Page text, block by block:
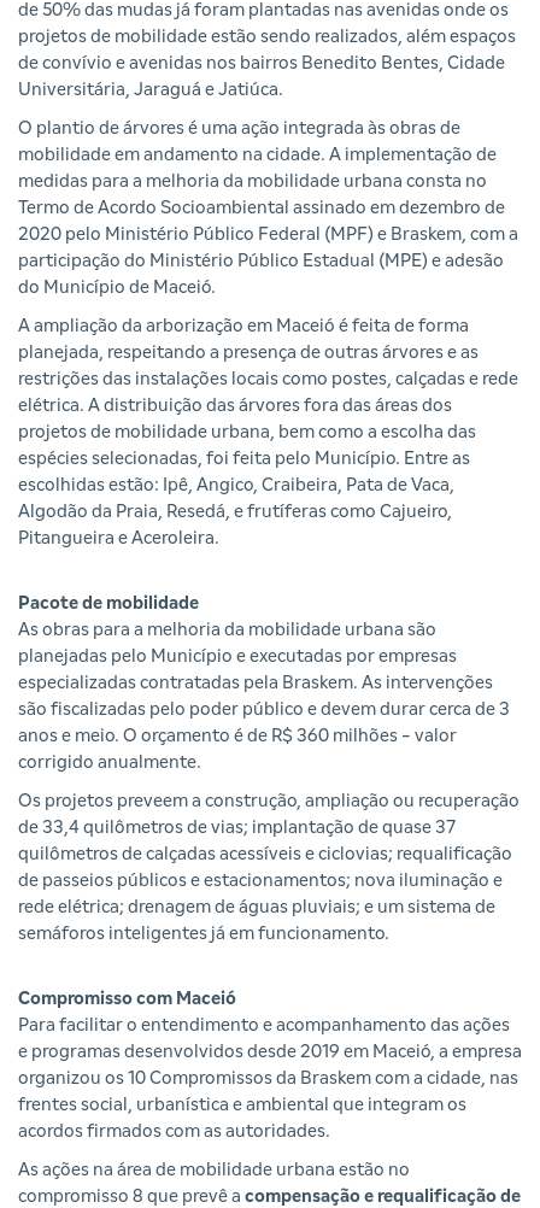
de 50% das mudas já foram plantadas nas avenidas onde os
projetos de mobilidade estão sendo realizados, além espaços
de convívio e avenidas nos bairros Benedito Bentes, Cidade
Universitária, Jaraguá e Jatiúca.
O plantio de árvores é uma ação integrada às obras de
mobilidade em andamento na cidade. A implementação de
medidas para a melhoria da mobilidade urbana consta no
Termo de Acordo Socioambiental assinado em dezembro de
2020 pelo Ministério Público Federal (MPF) e Braskem, com a
participação do Ministério Público Estadual (MPE) e adesão
do Município de Maceió.
A ampliação da arborização em Maceió é feita de forma
planejada, respeitando a presença de outras árvores e as
restrições das instalações locais como postes, calçadas e rede
elétrica. A distribuição das árvores fora das áreas dos
projetos de mobilidade urbana, bem como a escolha das
espécies selecionadas, foi feita pelo Município. Entre as
escolhidas estão: Ipê, Angico, Craibeira, Pata de Vaca,
Algodão da Praia, Resedá, e frutíferas como Cajueiro,
Pitangueira e Aceroleira.
Pacote de mobilidade
As obras para a melhoria da mobilidade urbana são
planejadas pelo Município e executadas por empresas
especializadas contratadas pela Braskem. As intervenções
são fiscalizadas pelo poder público e devem durar cerca de 3
anos e meio. O orçamento é de R$ 360 milhões - valor
corrigido anualmente.
Os projetos preveem a construção, ampliação ou recuperação
de 33,4 quilômetros de vias; implantação de quase 37
quilômetros de calçadas acessíveis e ciclovias; requalificação
de passeios públicos e estacionamentos; nova iluminação e
rede elétrica; drenagem de águas pluviais; e um sistema de
semáforos inteligentes já em funcionamento.
Compromisso com Maceió
Para facilitar o entendimento e acompanhamento das ações
e programas desenvolvidos desde 2019 em Maceió, a empresa
organizou os 10 Compromissos da Braskem com a cidade, nas
frentes social, urbanística e ambiental que integram os
acordos firmados com as autoridades.
As ações na área de mobilidade urbana estão no
compromisso 8 que prevê a compensação e requalificação de